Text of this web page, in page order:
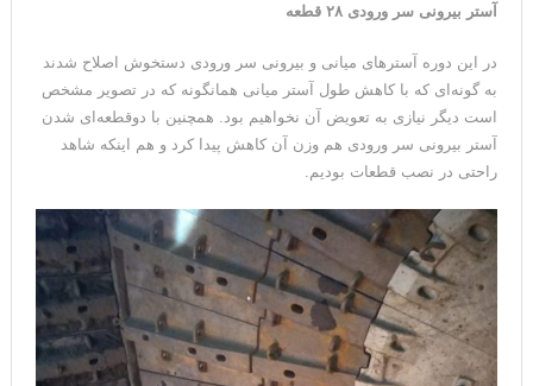
آستر بیرونی سر ورودی ۲۸ قطعه
در این دوره آسترهای میانی و بیرونی سر ورودی دستخوش اصلاح شدند
به گونه‌ای که با کاهش طول آستر میانی همانگونه که در تصویر مشخص
است دیگر نیازی به تعویض آن نخواهیم بود. همچنین با دوقطعه‌ای شدن
آستر بیرونی سر ورودی هم وزن آن کاهش پیدا کرد و هم اینکه شاهد
راحتی در نصب قطعات بودیم.